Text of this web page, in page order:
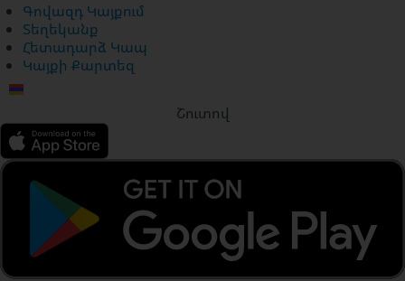
Գովազդ Կայքում
Տեղեկանք
Հետադարձ Կապ
Կայքի Քարտեզ
Շուտով